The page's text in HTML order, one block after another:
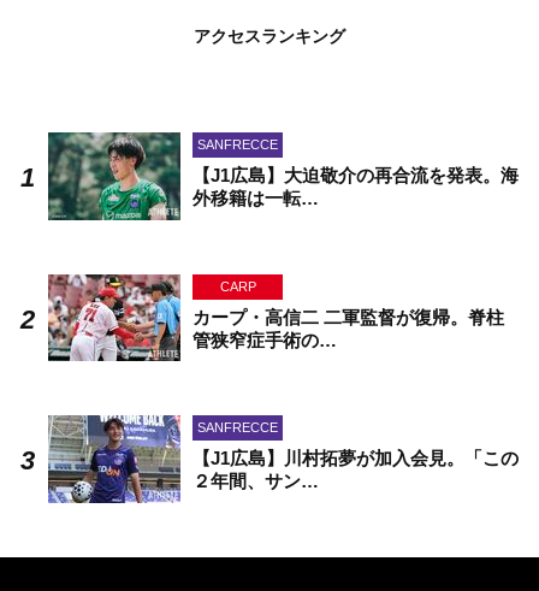
アクセスランキング
SANFRECCE
【J1広島】大迫敬介の再合流を発表。海
外移籍は一転…
CARP
カープ・高信二 二軍監督が復帰。脊柱
管狭窄症手術の…
SANFRECCE
【J1広島】川村拓夢が加入会見。「この
２年間、サン…